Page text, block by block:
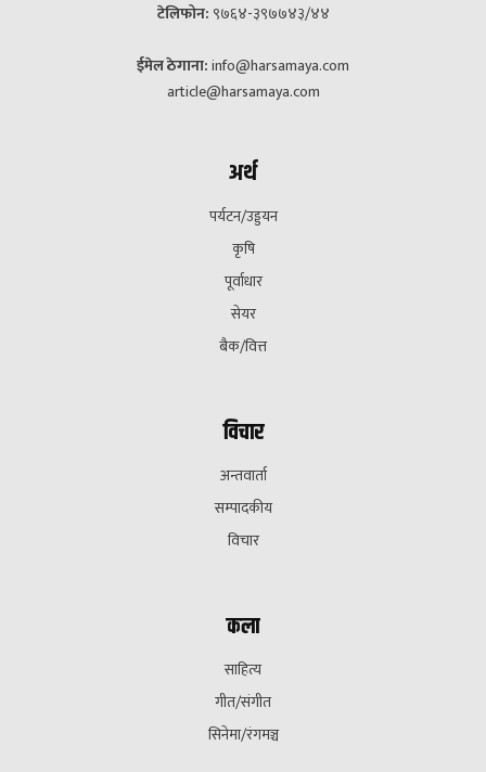
टेलिफोन: ९७६४-३९७७४३/४४
ईमेल ठेगाना:info@harsamaya.com
article@harsamaya.com
अर्थ
पर्यटन/उड्डयन
कृषि
पूर्वाधार
सेयर
बैक/वित्त
विचार
अन्तवार्ता
सम्पादकीय
विचार
कला
साहित्य
गीत/संगीत
सिनेमा/रंगमञ्च